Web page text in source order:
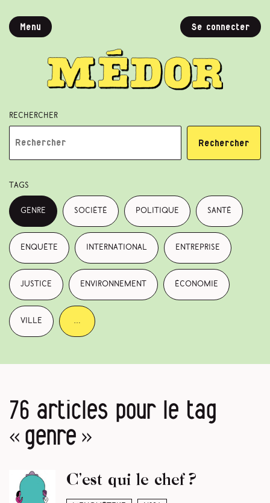
Menu Se connecter
Rechercher
Rechercher
Tags
genre société politique santé
enquête international entreprise
justice environnement économie
ville
76 articles pour le tag
« genre »
C’est qui le chef ?